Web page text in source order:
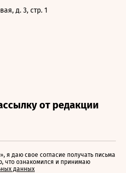
д. 3, стр. 1
я даю свое согласие получать письма
что ознакомился и принимаю
данных